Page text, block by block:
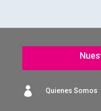
 Quienes Somos